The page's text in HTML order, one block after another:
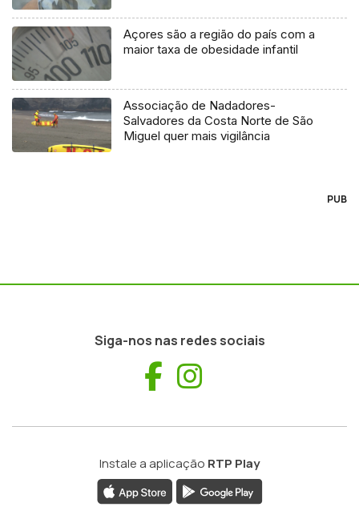
Açores são a região do país com a
maior taxa de obesidade infantil
Associação de Nadadores-
Salvadores da Costa Norte de São
Miguel quer mais vigilância
PUB
Siga-nos nas redes sociais
Facebook
Instale a aplicação RTP Play